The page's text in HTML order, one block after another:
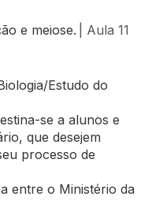
e meiose.
| Aula 11
Estudo do
se a alunos e
que desejem
processo de
entre o Ministério da